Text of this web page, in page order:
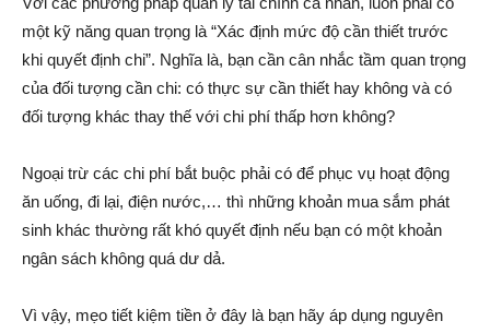
một kỹ năng quan trọng là “Xác định mức độ cần thiết trước
khi quyết định chi”. Nghĩa là, bạn cần cân nhắc tầm quan trọng
của đối tượng cần chi: có thực sự cần thiết hay không và có
đối tượng khác thay thế với chi phí thấp hơn không?
Ngoại trừ các chi phí bắt buộc phải có để phục vụ hoạt động
ăn uống, đi lại, điện nước,… thì những khoản mua sắm phát
sinh khác thường rất khó quyết định nếu bạn có một khoản
ngân sách không quá dư dả.
Vì vậy, mẹo tiết kiệm tiền ở đây là bạn hãy áp dụng nguyên